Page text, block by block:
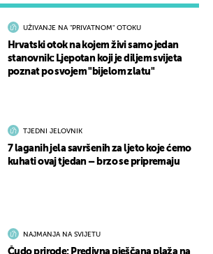
UŽIVANJE NA "PRIVATNOM" OTOKU
Hrvatski otok na kojem živi samo jedan
stanovnik: Ljepotan koji je diljem svijeta
poznat po svojem "bijelom zlatu"
TJEDNI JELOVNIK
7 laganih jela savršenih za ljeto koje ćemo
kuhati ovaj tjedan – brzo se pripremaju
NAJMANJA NA SVIJETU
Čudo prirode: Predivna pješčana plaža na